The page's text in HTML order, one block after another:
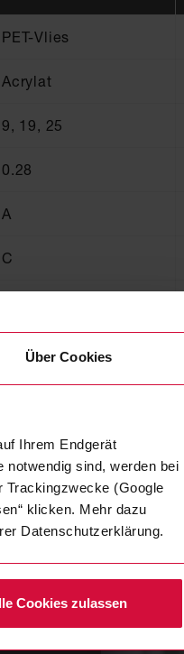
Über Cookies
Ihrem Endgerät
notwendig sind, werden bei
Trackingzwecke (Google
klicken. Mehr dazu
Datenschutzerklärung.
Cookies zulassen
PET-Vlies
Acrylat
9, 19, 25
0.28
A
C